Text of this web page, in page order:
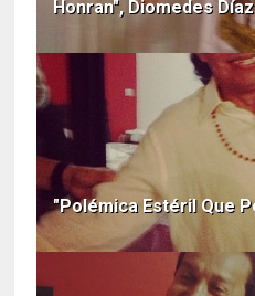
Honran", Diomedes Díaz
"Polémica Estéril Que